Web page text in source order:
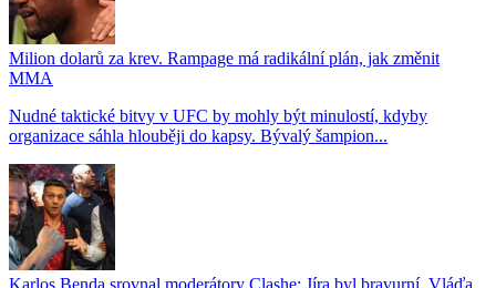
Milion dolarů za krev. Rampage má radikální plán, jak změnit
MMA
Nudné taktické bitvy v UFC by mohly být minulostí, kdyby
organizace sáhla hlouběji do kapsy. Bývalý šampion...